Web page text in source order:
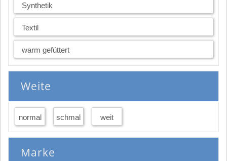
Synthetik
Textil
warm gefüttert
Weite
normal schmal weit
Marke